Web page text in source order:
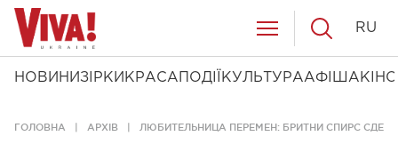
НОВИНИ ЗІРКИ КРАСА ПОДІЇ КУЛЬТУРААФІША КІНО
RU
ГОЛОВНА АРХІВ ЛЮБИТЕЛЬНИЦА ПЕРЕМЕН: БРИТНИ СПИРС